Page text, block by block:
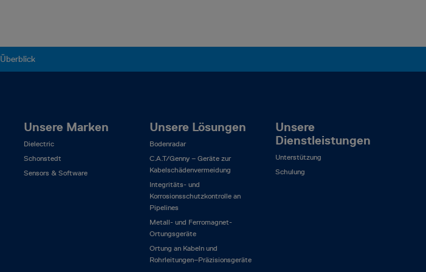
Überblick
Unsere Marken
Dielectric
Schonstedt
Sensors & Software
Unsere Lösungen
Bodenradar
C.A.T/Genny – Geräte zur
Kabelschädenvermeidung
Integritäts- und
Korrosionsschutzkontrolle an
Pipelines
Metall- und Ferromagnet-
Ortungsgeräte
Ortung an Kabeln und
Rohrleitungen–Präzisionsgeräte
Unsere
Dienstleistungen
Unterstützung
Schulung